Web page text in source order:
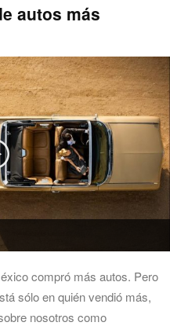
autos más
compró más autos. Pero
sólo en quién vendió más,
nosotros como